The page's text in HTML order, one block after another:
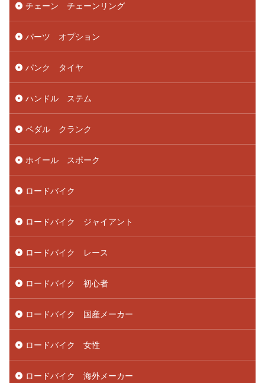
チェーン チェーンリング
パーツ オプション
パンク タイヤ
ハンドル ステム
ペダル クランク
ホイール スポーク
ロードバイク
ロードバイク ジャイアント
ロードバイク レース
ロードバイク 初心者
ロードバイク 国産メーカー
ロードバイク 女性
ロードバイク 海外メーカー